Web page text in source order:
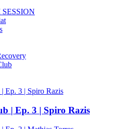
| Ep. 3 | Spiro Razis